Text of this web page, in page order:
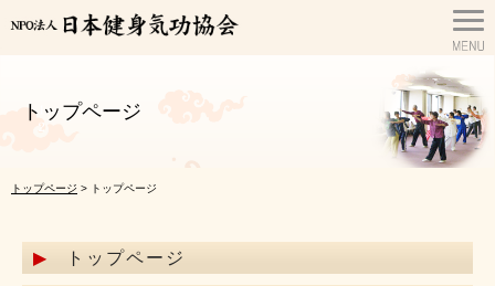
トップページ
トップページ > トップページ
トップページ